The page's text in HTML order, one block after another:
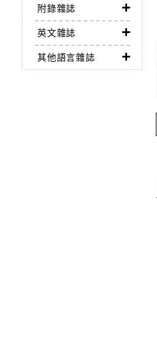
附錄雜誌
英文雜誌
其他語言雜誌